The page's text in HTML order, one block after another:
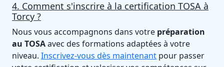
4. Comment s'inscrire à la certification TOSA à
Torcy ?
Nous vous accompagnons dans votre préparation
au TOSAavec des formations adaptées à votre
niveau. Inscrivez-vous dès maintenant pour passer